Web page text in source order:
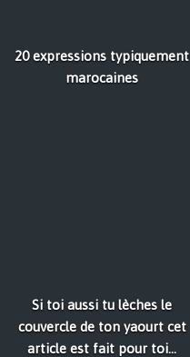
20 expressions typiquement
marocaines
Si toi aussi tu lèches le
couvercle de ton yaourt cet
article est fait pour toi...